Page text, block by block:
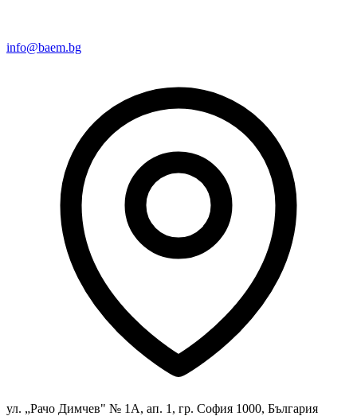
info@baem.bg
ул. „Рачо Димчев" № 1А, ап. 1, гр. София 1000, България